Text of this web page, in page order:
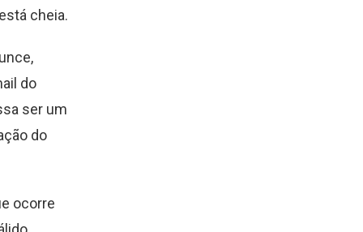
cheia.
do
ser um
do
ocorre